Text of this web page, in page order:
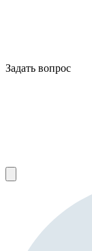
Задать вопрос